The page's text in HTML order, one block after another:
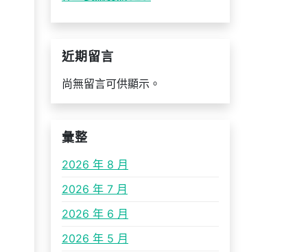
近期留言
尚無留言可供顯示。
彙整
2026 年 8 月
2026 年 7 月
2026 年 6 月
2026 年 5 月